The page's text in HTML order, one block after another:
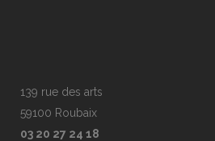
139 rue des arts
59100 Roubaix
03 20 27 24 18